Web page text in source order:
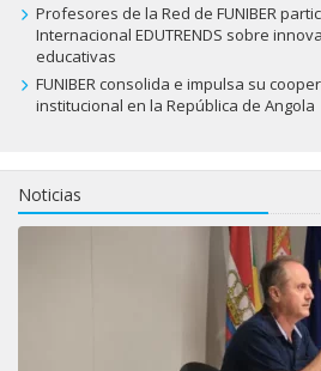
Profesores de la Red de FUNIBER
Internacional EDUTRENDS sobre
educativas
FUNIBER consolida e impulsa su
institucional en la República de Angola
Noticias